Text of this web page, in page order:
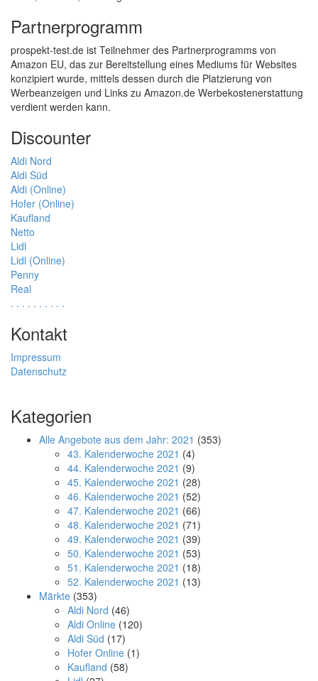
Partnerprogramm
prospekt-test.de ist Teilnehmer des Partnerprogramms von
Amazon EU, das zur Bereitstellung eines Mediums für Websites
konzipiert wurde, mittels dessen durch die Platzierung von
Werbeanzeigen und Links zu Amazon.de Werbekostenerstattung
verdient werden kann.
Discounter
Aldi Nord
Aldi Süd
Aldi (Online)
Hofer (Online)
Kaufland
Netto
Lidl
Lidl (Online)
Penny
Real
. . . . . . . . . .
Kontakt
Impressum
Datenschutz
Kategorien
Alle Angebote aus dem Jahr: 2021 (353)
43. Kalenderwoche 2021 (4)
44. Kalenderwoche 2021 (9)
45. Kalenderwoche 2021 (28)
46. Kalenderwoche 2021 (52)
47. Kalenderwoche 2021 (66)
48. Kalenderwoche 2021 (71)
49. Kalenderwoche 2021 (39)
50. Kalenderwoche 2021 (53)
51. Kalenderwoche 2021 (18)
52. Kalenderwoche 2021 (13)
Märkte (353)
Aldi Nord (46)
Aldi Online (120)
Aldi Süd (17)
Hofer Online (1)
Kaufland (58)